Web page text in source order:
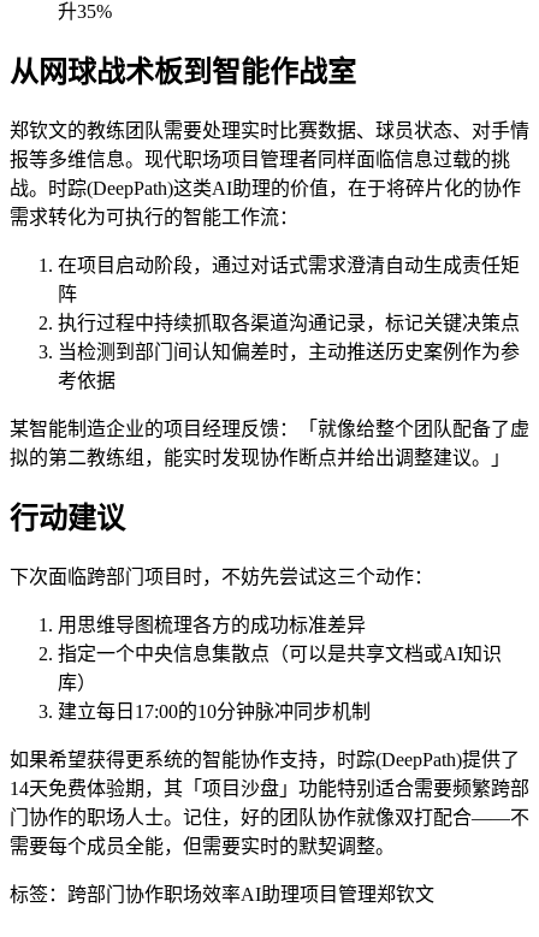
升35%
从网球战术板到智能作战室
郑钦文的教练团队需要处理实时比赛数据、球员状态、对手情
报等多维信息。现代职场项目管理者同样面临信息过载的挑
战。时踪(DeepPath)这类AI助理的价值，在于将碎片化的协作
需求转化为可执行的智能工作流：
在项目启动阶段，通过对话式需求澄清自动生成责任矩
阵
执行过程中持续抓取各渠道沟通记录，标记关键决策点
当检测到部门间认知偏差时，主动推送历史案例作为参
考依据
某智能制造企业的项目经理反馈：「就像给整个团队配备了虚
拟的第二教练组，能实时发现协作断点并给出调整建议。」
行动建议
下次面临跨部门项目时，不妨先尝试这三个动作：
用思维导图梳理各方的成功标准差异
指定一个中央信息集散点（可以是共享文档或AI知识
库）
建立每日17:00的10分钟脉冲同步机制
如果希望获得更系统的智能协作支持，时踪(DeepPath)提供了
14天免费体验期，其「项目沙盘」功能特别适合需要频繁跨部
门协作的职场人士。记住，好的团队协作就像双打配合——不
需要每个成员全能，但需要实时的默契调整。
标签： 跨部门协作职场效率AI助理项目管理郑钦文